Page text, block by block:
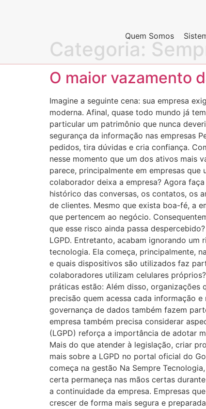
Quem Somos
Categoria:
O maior vazamento
Imagine a seguinte cena: sua empresa
moderna. Afinal, quase todo mundo já
particular um patrimônio que nunca
segurança da informação nas empresas
pedidos, tira dúvidas e cria confiança.
nesse momento que um dos ativos mais
parece, principalmente em empresas
colaborador deixa a empresa? Agora
histórico das conversas, os contatos, os
de clientes. Mesmo que exista boa-fé, a
que pertencem ao negócio.
que esse risco ainda passa
LGPD. Entretanto, acabam ignorando
tecnologia. Ela começa, principalmente,
e quais dispositivos são utilizados faz
colaboradores utilizam celulares
práticas estão: Além disso, organizações
precisão quem acessa cada informação
governança de dados também fazem
empresa também precisa considerar
(LGPD) reforça a importância de adotar
Mais do que atender à legislação, criar
mais sobre a LGPD no portal oficial do
começa na gestão Na Sempre
certa permaneça nas mãos certas
a continuidade da empresa. Empresas
crescer de forma mais segura e